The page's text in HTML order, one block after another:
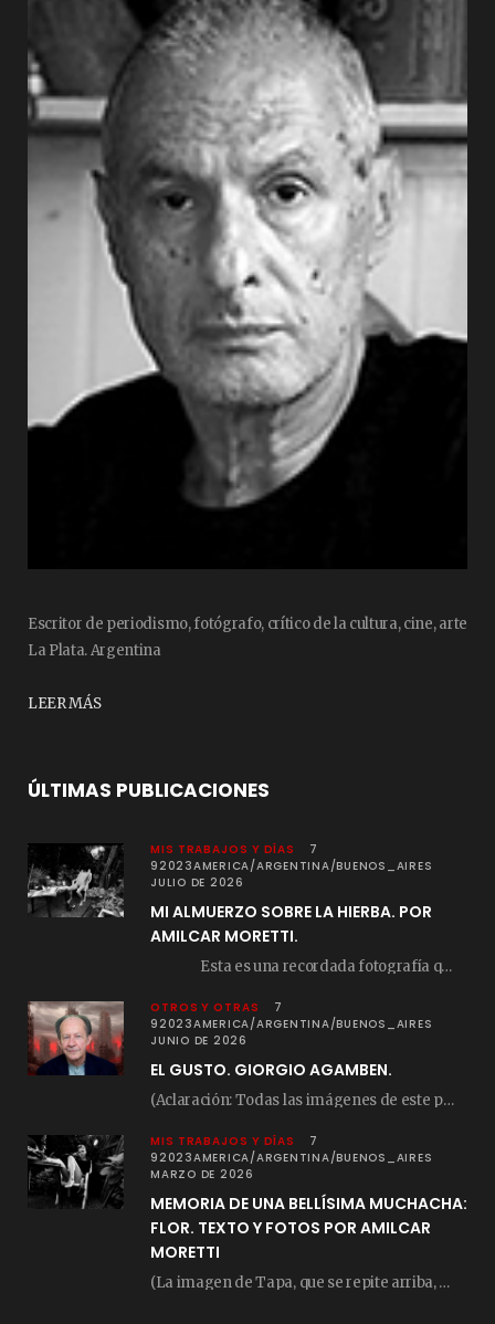
Escritor de periodismo, fotógrafo, crítico de la cultura, cine, arte
La Plata. Argentina
LEER MÁS
ÚLTIMAS PUBLICACIONES
MIS TRABAJOS Y DÍAS
7
92023AMERICA/ARGENTINA/BUENOS_AIRES
JULIO DE 2026
MI ALMUERZO SOBRE LA HIERBA. POR
AMILCAR MORETTI.
Esta es una recordada fotografía que registré…
OTROS Y OTRAS
7
92023AMERICA/ARGENTINA/BUENOS_AIRES
JUNIO DE 2026
EL GUSTO. GIORGIO AGAMBEN.
(Aclaración: Todas las imágenes de este posteo fueron tomadas de Bloghemia.com, y todos los…
MIS TRABAJOS Y DÍAS
7
92023AMERICA/ARGENTINA/BUENOS_AIRES
MARZO DE 2026
MEMORIA DE UNA BELLÍSIMA MUCHACHA:
FLOR. TEXTO Y FOTOS POR AMILCAR
MORETTI
(La imagen de Tapa, que se repite arriba, fue compuesta por Amilcar Moretti el viernes…